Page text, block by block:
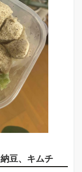
豆、キムチ